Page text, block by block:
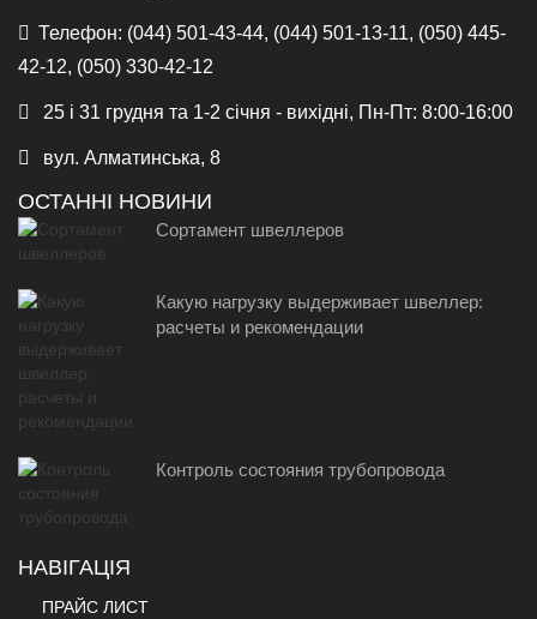
Телефон: (044) 501-43-44, (044) 501-13-11, (050) 445-
42-12, (050) 330-42-12
25 і 31 грудня та 1-2 січня - вихідні, Пн-Пт: 8:00-16:00
вул. Алматинська, 8
ОСТАННІ НОВИНИ
Сортамент швеллеров
Какую нагрузку выдерживает швеллер:
расчеты и рекомендации
Контроль состояния трубопровода
НАВІГАЦІЯ
ПРАЙС ЛИСТ